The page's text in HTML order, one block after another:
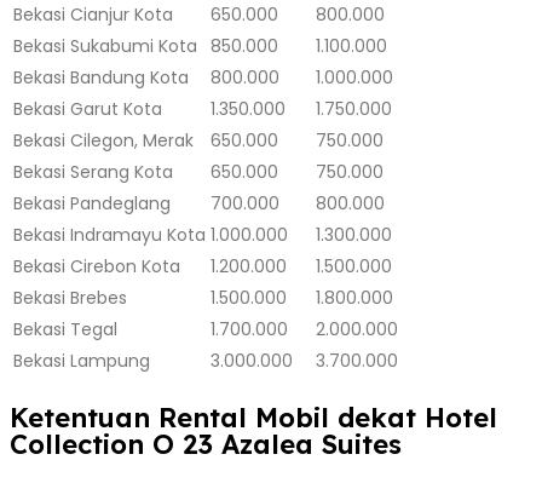
Bekasi Cianjur Kota 650.000
800.000
Bekasi Sukabumi Kota 850.000
1.100.000
Bekasi Bandung Kota 800.000
1.000.000
Bekasi Garut Kota 1.350.000
1.750.000
Bekasi Cilegon, Merak 650.000
750.000
Bekasi Serang Kota 650.000
750.000
Bekasi Pandeglang 700.000
800.000
Bekasi Indramayu Kota 1.000.000
1.300.000
Bekasi Cirebon Kota 1.200.000
1.500.000
Bekasi Brebes 1.500.000
1.800.000
Bekasi Tegal 1.700.000
2.000.000
Bekasi Lampung 3.000.000 3.700.000
Ketentuan Rental Mobil dekat Hotel
Collection O 23 Azalea Suites